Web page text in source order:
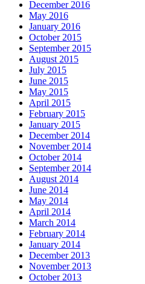
December 2016
May 2016
January 2016
October 2015
September 2015
August 2015
July 2015
June 2015
May 2015
April 2015
February 2015
January 2015
December 2014
November 2014
October 2014
September 2014
August 2014
June 2014
May 2014
April 2014
March 2014
February 2014
January 2014
December 2013
November 2013
October 2013